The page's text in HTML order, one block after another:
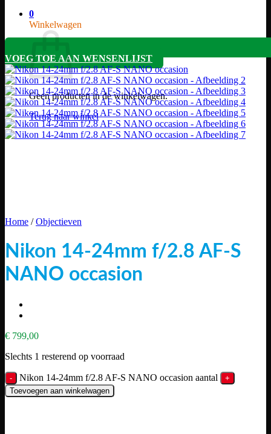
0
Winkelwagen
Geen producten in de winkelwagen.
Terug naar winkel
VOEG TOE AAN WENSENLIJST
Home / Objectieven
Nikon 14-24mm f/2.8 AF-S
NANO occasion
€ 799,00
Slechts 1 resterend op voorraad
Nikon 14-24mm f/2.8 AF-S NANO occasion aantal
Toevoegen aan winkelwagen